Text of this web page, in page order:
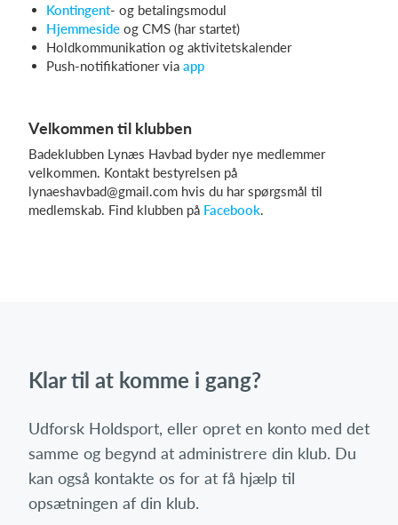
Kontingent- og betalingsmodul
Hjemmeside og CMS (har startet)
Holdkommunikation og aktivitetskalender
Push-notifikationer via app
Velkommen til klubben
Badeklubben Lynæs Havbad byder nye medlemmer
velkommen. Kontakt bestyrelsen på
lynaeshavbad@gmail.com hvis du har spørgsmål til
medlemskab. Find klubben på Facebook.
Klar til at komme i gang?
Udforsk Holdsport, eller opret en konto med det
samme og begynd at administrere din klub. Du
kan også kontakte os for at få hjælp til
opsætningen af din klub.